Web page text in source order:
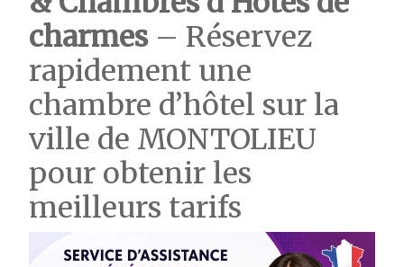
charmes– Réservez
rapidement une
chambre d’hôtel sur la
ville de MONTOLIEU
pour obtenir les
meilleurs tarifs